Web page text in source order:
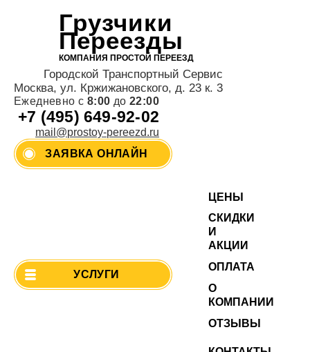
Грузчики
Переезды
КОМПАНИЯ ПРОСТОЙ ПЕРЕЕЗД
Городской Транспортный Сервис
Москва, ул. Кржижановского, д. 23 к. 3
Ежедневно с 8:00 до22:00
+7 (495) 649-92-02
mail@prostoy-pereezd.ru
ЗАЯВКА ОНЛАЙН
УСЛУГИ
ЦЕНЫ
СКИДКИ
И
АКЦИИ
ОПЛАТА
О
КОМПАНИИ
ОТЗЫВЫ